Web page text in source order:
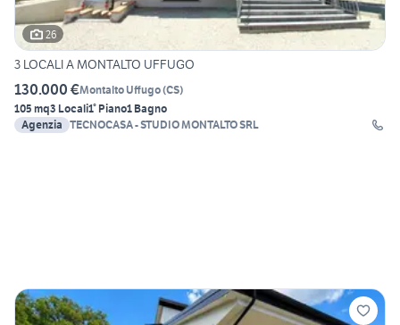
26
3 LOCALI A MONTALTO UFFUGO
130.000 €Montalto Uffugo(CS)
105 mq3 Locali1° Piano1 Bagno
Agenzia TECNOCASA - STUDIO MONTALTO SRL